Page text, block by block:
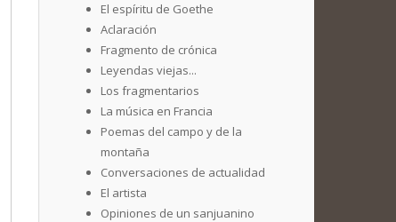
El espíritu de Goethe
Aclaración
Fragmento de crónica
Leyendas viejas...
Los fragmentarios
La música en Francia
Poemas del campo y de la
montaña
Conversaciones de actualidad
El artista
Opiniones de un sanjuanino